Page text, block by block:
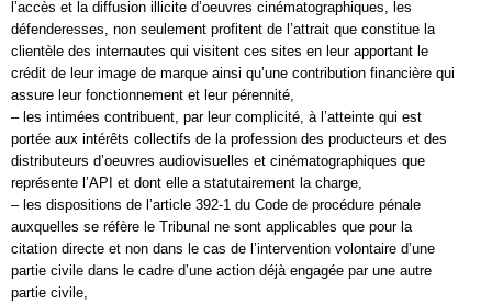
l’accès et la diffusion illicite d’oeuvres cinématographiques, les
défenderesses, non seulement profitent de l’attrait que constitue la
clientèle des internautes qui visitent ces sites en leur apportant le
crédit de leur image de marque ainsi qu’une contribution financière qui
assure leur fonctionnement et leur pérennité,
– les intimées contribuent, par leur complicité, à l’atteinte qui est
portée aux intérêts collectifs de la profession des producteurs et des
distributeurs d’oeuvres audiovisuelles et cinématographiques que
représente l’API et dont elle a statutairement la charge,
– les dispositions de l’article 392-1 du Code de procédure pénale
auxquelles se réfère le Tribunal ne sont applicables que pour la
citation directe et non dans le cas de l’intervention volontaire d’une
partie civile dans le cadre d’une action déjà engagée par une autre
partie civile,